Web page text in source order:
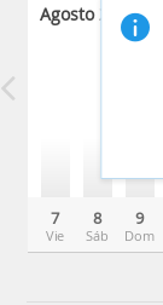
Agosto 2026
7
Vie
8
Sáb
9
Dom